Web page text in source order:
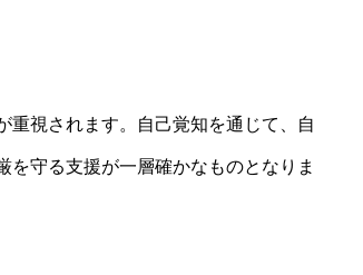
重視されます。自己覚知を通じて、自
守る支援が一層確かなものとなりま